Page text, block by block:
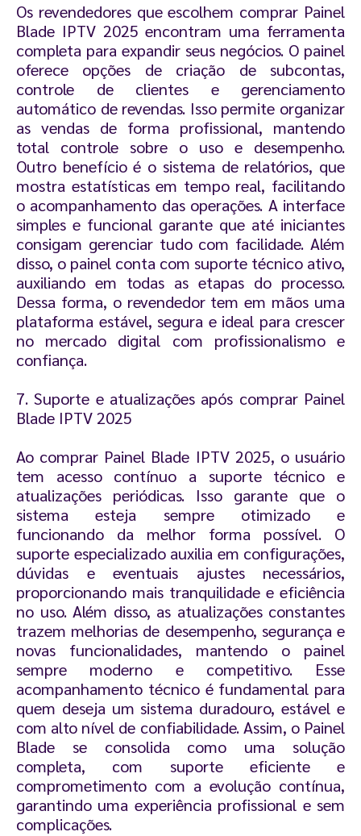
Os revendedores que escolhem comprar Painel
Blade IPTV 2025 encontram uma ferramenta
completa para expandir seus negócios. O painel
oferece opções de criação de subcontas,
controle de clientes e gerenciamento
automático de revendas. Isso permite organizar
as vendas de forma profissional, mantendo
total controle sobre o uso e desempenho.
Outro benefício é o sistema de relatórios, que
mostra estatísticas em tempo real, facilitando
o acompanhamento das operações. A interface
simples e funcional garante que até iniciantes
consigam gerenciar tudo com facilidade. Além
disso, o painel conta com suporte técnico ativo,
auxiliando em todas as etapas do processo.
Dessa forma, o revendedor tem em mãos uma
plataforma estável, segura e ideal para crescer
no mercado digital com profissionalismo e
confiança.
7. Suporte e atualizações após comprar Painel
Blade IPTV 2025
Ao comprar Painel Blade IPTV 2025, o usuário
tem acesso contínuo a suporte técnico e
atualizações periódicas. Isso garante que o
sistema esteja sempre otimizado e
funcionando da melhor forma possível. O
suporte especializado auxilia em configurações,
dúvidas e eventuais ajustes necessários,
proporcionando mais tranquilidade e eficiência
no uso. Além disso, as atualizações constantes
trazem melhorias de desempenho, segurança e
novas funcionalidades, mantendo o painel
sempre moderno e competitivo. Esse
acompanhamento técnico é fundamental para
quem deseja um sistema duradouro, estável e
com alto nível de confiabilidade. Assim, o Painel
Blade se consolida como uma solução
completa, com suporte eficiente e
comprometimento com a evolução contínua,
garantindo uma experiência profissional e sem
complicações.